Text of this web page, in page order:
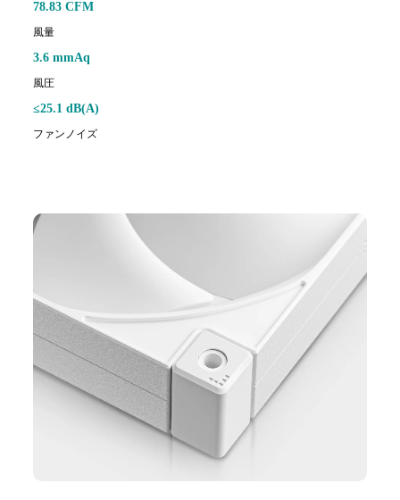
78.83 CFM
風量
3.6 mmAq
風圧
≤25.1 dB(A)
ファンノイズ